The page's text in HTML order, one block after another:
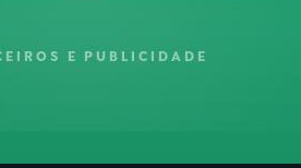
E PUBLICIDADE